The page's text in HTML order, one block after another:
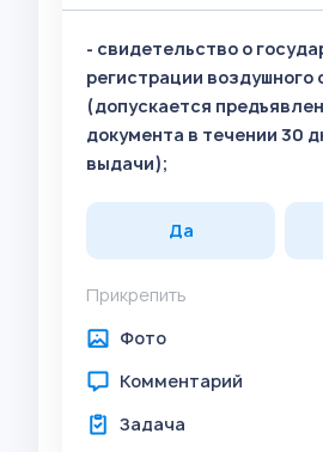
- свидетельство о
регистрации воздушного
(допускается
документа в течении 30
выдачи);
Да
Прикрепить
Фото
Комментарий
Задача